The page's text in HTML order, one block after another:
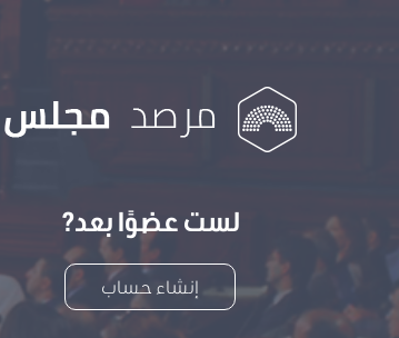
لست عضوًا بعد?
إنشاء حساب